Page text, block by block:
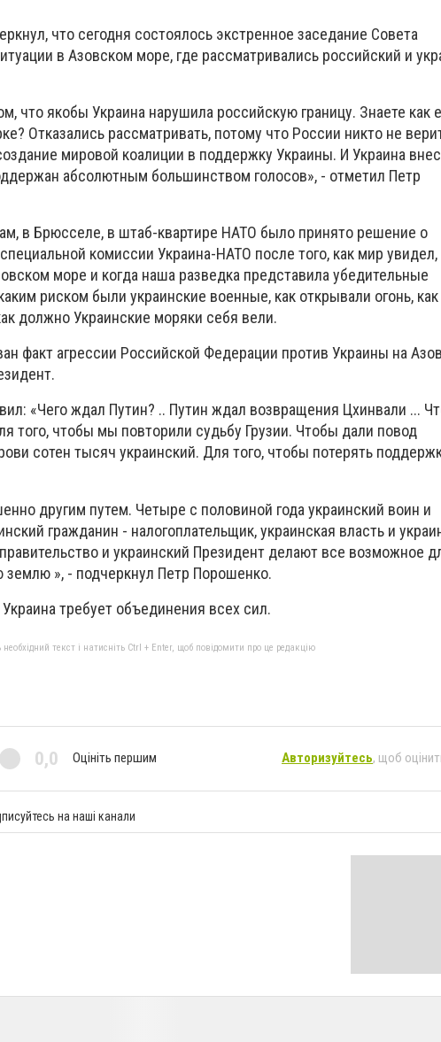
что сегодня состоялось экстренное заседание Совета
в Азовском море, где рассматривались российский и
что якобы Украина нарушила российскую границу. Знаете как
Отказались рассматривать, потому что России никто не
мировой коалиции в поддержку Украины. И Украина
абсолютным большинством голосов», - отметил Петр
в Брюсселе, в штаб-квартире НАТО было принято решение о
комиссии Украина-НАТО после того, как мир увидел,
море и когда наша разведка представила убедительные
риском были украинские военные, как открывали огонь,
должно Украинские моряки себя вели.
факт агрессии Российской Федерации против Украины на
«Чего ждал Путин? .. Путин ждал возвращения Цхинвали ...
того, чтобы мы повторили судьбу Грузии. Чтобы дали повод
сотен тысяч украинский. Для того, чтобы потерять
другим путем. Четыре с половиной года украинский воин и
гражданин - налогоплательщик, украинская власть и
и украинский Президент делают все возможное
», - подчеркнул Петр Порошенко.
требует объединения всех сил.
текст і натисніть Ctrl + Enter, щоб повідомити про це редакцію
0,0 Оцініть першим Авторизуйтесь, щоб
на наші канали